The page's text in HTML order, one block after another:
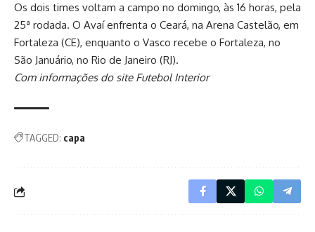
Os dois times voltam a campo no domingo, às 16 horas, pela
25ª rodada. O Avaí enfrenta o Ceará, na Arena Castelão, em
Fortaleza (CE), enquanto o Vasco recebe o Fortaleza, no
São Januário, no Rio de Janeiro (RJ).
Com informações do site Futebol Interior
TAGGED: capa